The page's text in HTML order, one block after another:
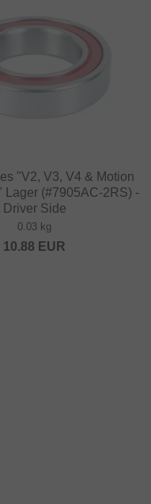
"V2, V3, V4 & Motion
Lager (#7905AC-2RS) -
Driver Side
0.03 kg
10.88 EUR